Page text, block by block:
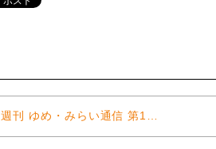
週刊 ゆめ・みらい通信 第1…